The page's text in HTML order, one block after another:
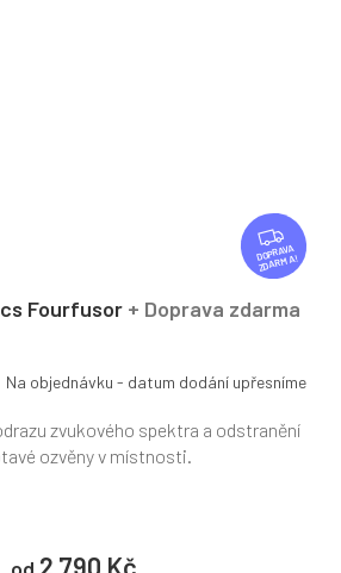
Z
D
A
R
ZDARMA
Fourfusor + Doprava zdarma
Na objednávku - datum dodání upřesníme
od 2 790 Kč
zvukového spektra a odstranění
ozvěny v místnosti.